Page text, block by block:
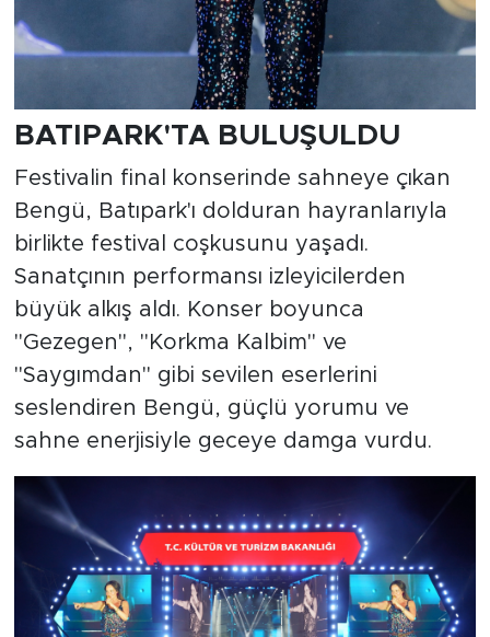
BATIPARK'TA BULUŞULDU
Festivalin final konserinde sahneye çıkan
Bengü, Batıpark'ı dolduran hayranlarıyla
birlikte festival coşkusunu yaşadı.
Sanatçının performansı izleyicilerden
büyük alkış aldı. Konser boyunca
"Gezegen", "Korkma Kalbim" ve
"Saygımdan" gibi sevilen eserlerini
seslendiren Bengü, güçlü yorumu ve
sahne enerjisiyle geceye damga vurdu.